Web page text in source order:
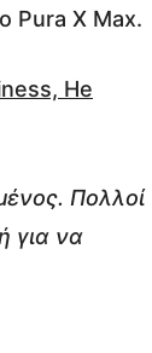
Pura X Max.
He
Πολλοί
για να